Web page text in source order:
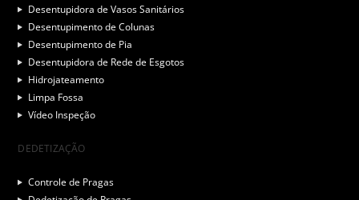
Desentupidora de Vasos Sanitários
Desentupimento de Colunas
Desentupimento de Pia
Desentupidora de Rede de Esgotos
Hidrojateamento
Limpa Fossa
Vídeo Inspeção
DEDETIZAÇÃO
Controle de Pragas